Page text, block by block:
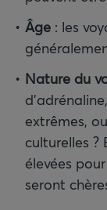
Âge : les
Nature du
extrêmes,
culturelles ?
élevées
seront